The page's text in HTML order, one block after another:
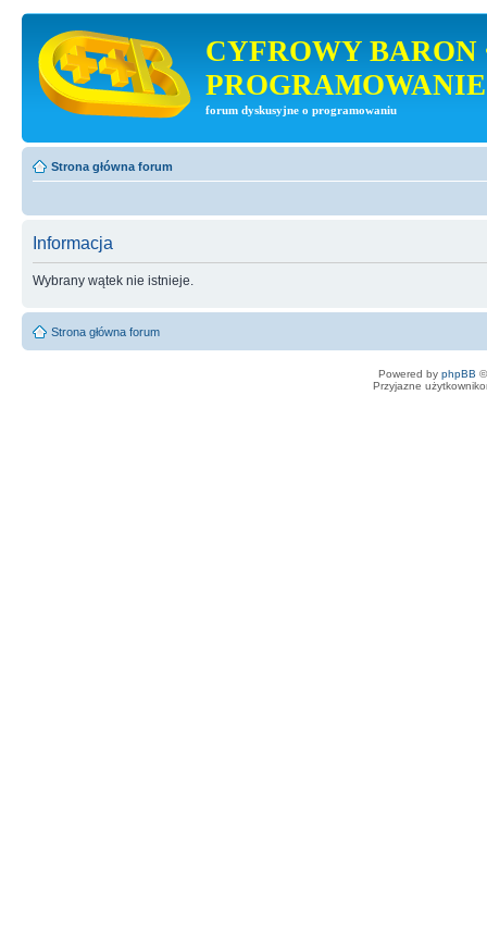
CYFROWY BARON
PROGRAMOWANIE
forum dyskusyjne o programowaniu
Strona główna forum
Informacja
Wybrany wątek nie istnieje.
Strona główna forum
Powered by phpBB
Przyjazne